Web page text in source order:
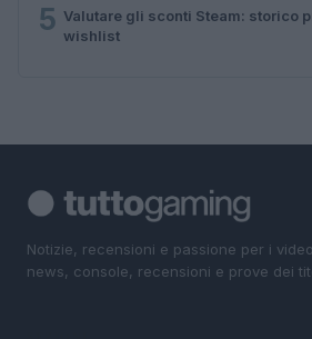
5 Valutare gli sconti Steam: storico
wishlist
Notizie, recensioni e passione per i
news, console, recensioni e prove dei